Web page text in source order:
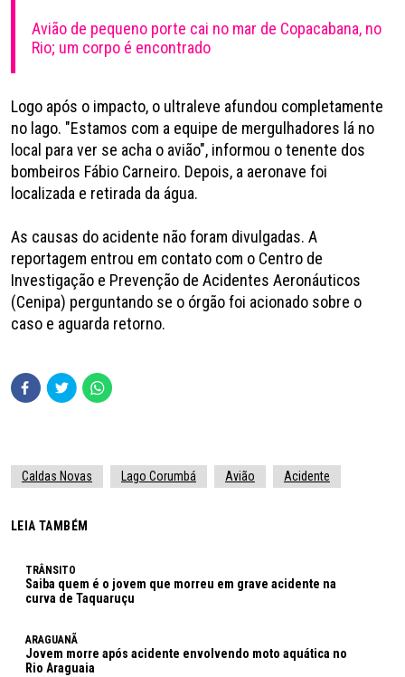
Avião de pequeno porte cai no mar de Copacabana, no
Rio; um corpo é encontrado
Logo após o impacto, o ultraleve afundou completamente
no lago. "Estamos com a equipe de mergulhadores lá no
local para ver se acha o avião", informou o tenente dos
bombeiros Fábio Carneiro. Depois, a aeronave foi
localizada e retirada da água.
As causas do acidente não foram divulgadas. A
reportagem entrou em contato com o Centro de
Investigação e Prevenção de Acidentes Aeronáuticos
(Cenipa) perguntando se o órgão foi acionado sobre o
caso e aguarda retorno.
Caldas Novas Lago Corumbá Avião Acidente
LEIA TAMBÉM
TRÂNSITO
Saiba quem é o jovem que morreu em grave acidente na
curva de Taquaruçu
ARAGUANÃ
Jovem morre após acidente envolvendo moto aquática no
Rio Araguaia